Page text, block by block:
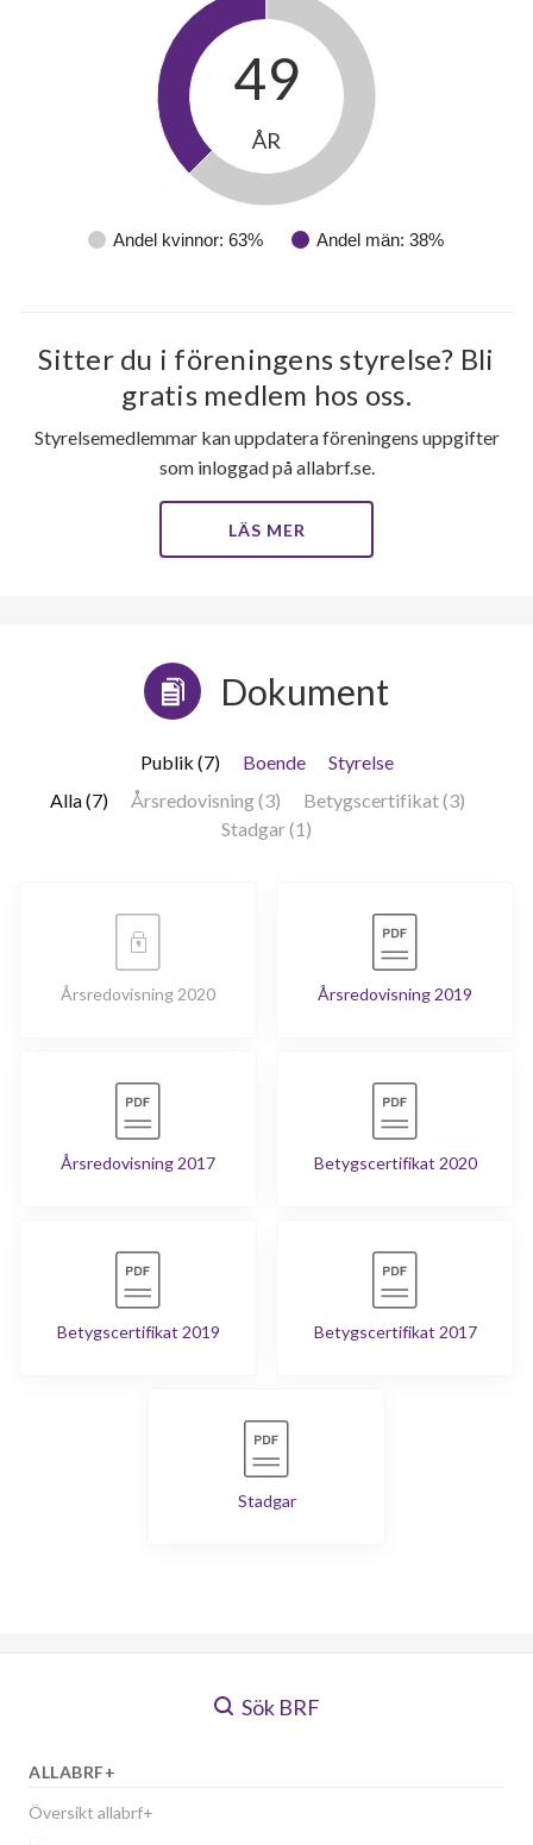
Andel kvinnor: 63% Andel män: 38%
49
ÅR
Sitter du i föreningens styrelse? Bli
gratis medlem hos oss.
Styrelsemedlemmar kan uppdatera föreningens uppgifter
som inloggad på allabrf.se.
LÄS MER
Dokument
Publik (7) Boende
Styrelse
Alla (7)
Årsredovisning (3)
Betygscertifikat (3)
Stadgar (1)
Årsredovisning 2020 Årsredovisning 2019
Årsredovisning 2017 Betygscertifikat 2020
Betygscertifikat 2019 Betygscertifikat 2017
Stadgar
Sök BRF
ALLABRF+
Översikt allabrf+